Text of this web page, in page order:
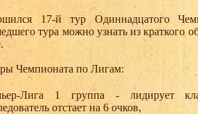
17-й тур Одиннадцатого
тура можно узнать из краткого
Чемпионата по Лигам:
Лига 1 группа - лидирует
отстает на 6 очков,